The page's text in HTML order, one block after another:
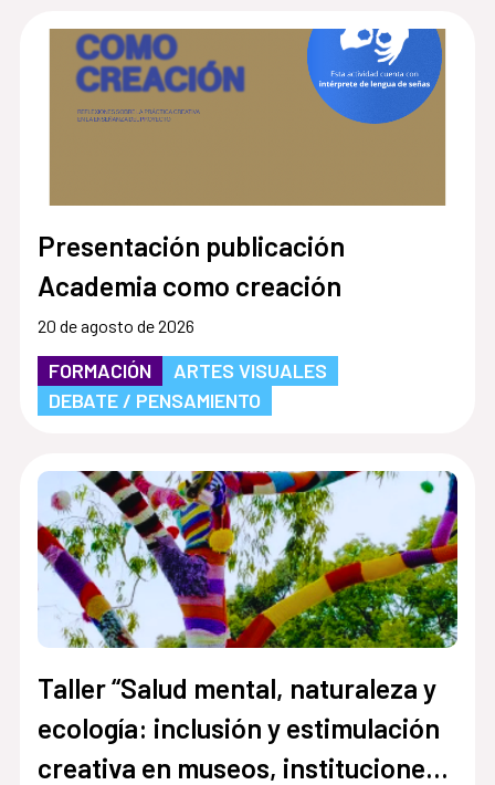
Presentación publicación
Academia como creación
20 de agosto de 2026
FORMACIÓN
ARTES VISUALES
DEBATE / PENSAMIENTO
Taller “Salud mental, naturaleza y
ecología: inclusión y estimulación
creativa en museos, instituciones y